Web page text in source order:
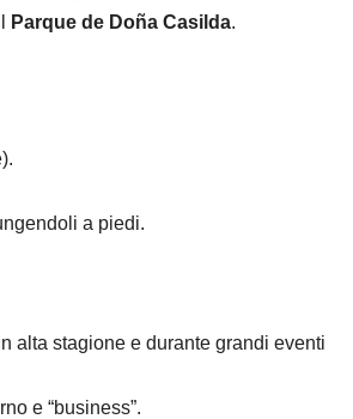
Parque de Doña Casilda.
a piedi.
alta stagione e durante grandi eventi
e “business”.